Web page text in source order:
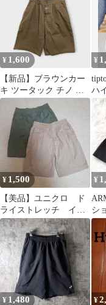
¥ 1,600
【新品】ブラウンカー
キ ツータック チノ ハ
ーフパンツ
¥
ハ
パ
¥ 1,500
【美品】ユニクロ ド
ライストレッチ イー
ジーショーツ ベージ
ュ グリーン
¥
シ
ズ0
¥ 1,480 ¥